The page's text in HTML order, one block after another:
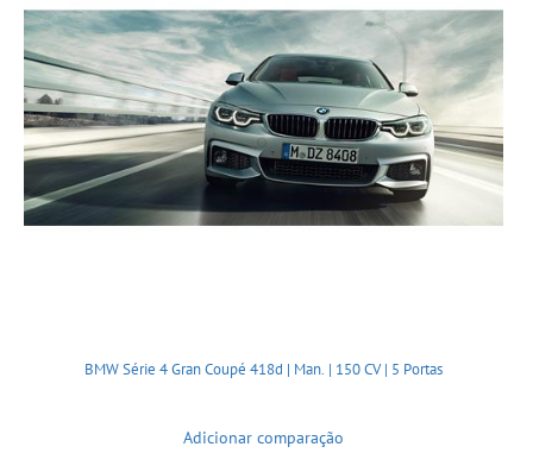
BMW Série 4 Gran Coupé 418d | Man. | 150 CV | 5 Portas
Adicionar comparação